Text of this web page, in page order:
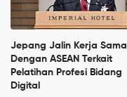
Jepang Jalin Kerja Sama
Dengan ASEAN Terkait
Pelatihan Profesi Bidang
Digital